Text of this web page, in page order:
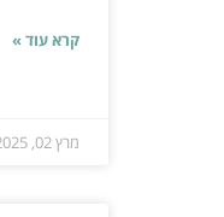
קרא עוד »
מרץ 02, 2025